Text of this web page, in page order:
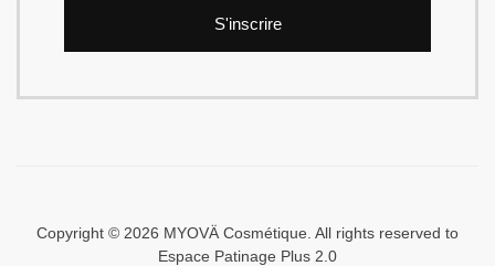
S'inscrire
Copyright © 2026 MYOVÄ Cosmétique. All rights reserved to
Espace Patinage Plus 2.0